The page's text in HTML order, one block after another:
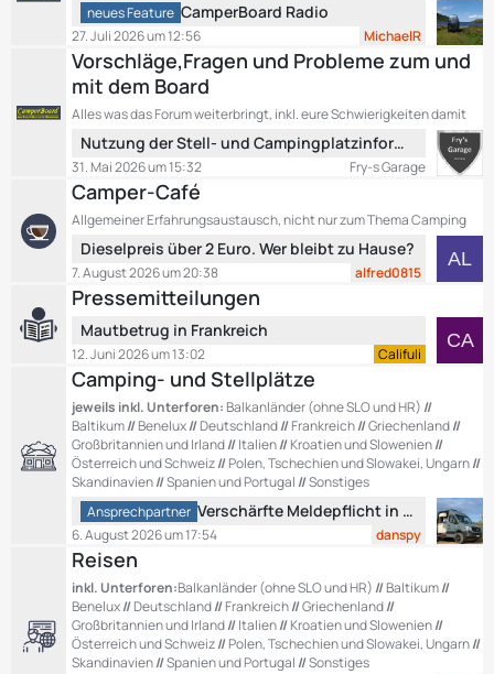
e
t
z
t
e
e
i
t
r
g
e
neues Feature CamperBoard Radio
MichaelR
27. Juli 2026 um 12:56
Vorschläge,Fragen und Probleme zum und
mit dem Board
Alles was das Forum weiterbringt, inkl. eure Schwierigkeiten damit
e
t
z
t
B
e
r
ä
g
e
Nutzung der Stell- und Campingplatzinformationen
Fry-s Garage
31. Mai 2026 um 15:32
Camper-Café
Allgemeiner Erfahrungsaustausch, nicht nur zum Thema Camping
e
t
z
e
B
e
i
t
r
ä
e
Dieselpreis über 2 Euro. Wer bleibt zu Hause?
alfred0815
7. August 2026 um 20:38
Pressemitteilungen
e
t
z
t
e
B
e
t
ä
g
e
Mautbetrug in Frankreich
Califuli
12. Juni 2026 um 13:02
Camping- und Stellplätze
jeweils inkl. Unterforen: Balkanländer (ohne SLO und HR) //
Baltikum//Benelux//Deutschland//Frankreich//Griechenland//
Großbritannien und Irland//Italien//Kroatien und Slowenien//
Österreich und Schweiz//Polen, Tschechien und Slowakei, Ungarn//
Skandinavien//Spanien und Portugal //Sonstiges
e
t
z
t
e
B
e
Ansprechpartner Verschärfte Meldepflicht in Montenegro ?
danspy
6. August 2026 um 17:54
Reisen
inkl. Unterforen:Balkanländer (ohne SLO und HR) //Baltikum//
Benelux//Deutschland//Frankreich//Griechenland//
Großbritannien und Irland//Italien//Kroatien und Slowenien//
Österreich und Schweiz//Polen, Tschechien und Slowakei, Ungarn//
Skandinavien//Spanien und Portugal //Sonstiges